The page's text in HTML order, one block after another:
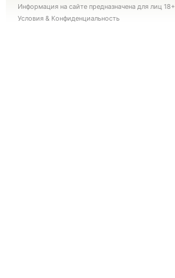
Информация на сайте предназначена для лиц 18+
Условия & Конфиденциальность